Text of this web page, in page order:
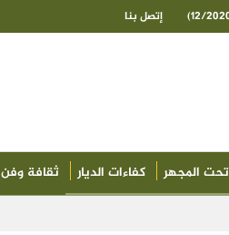
إتصل بنا
تحت المجهر كفاءات الديار ثقافة وفن